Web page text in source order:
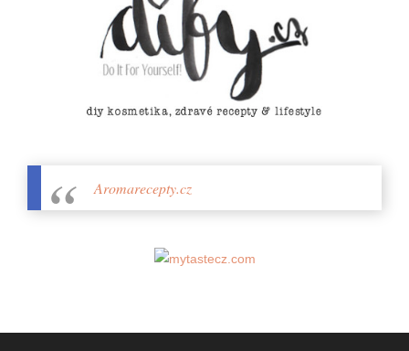
Aromarecepty.cz